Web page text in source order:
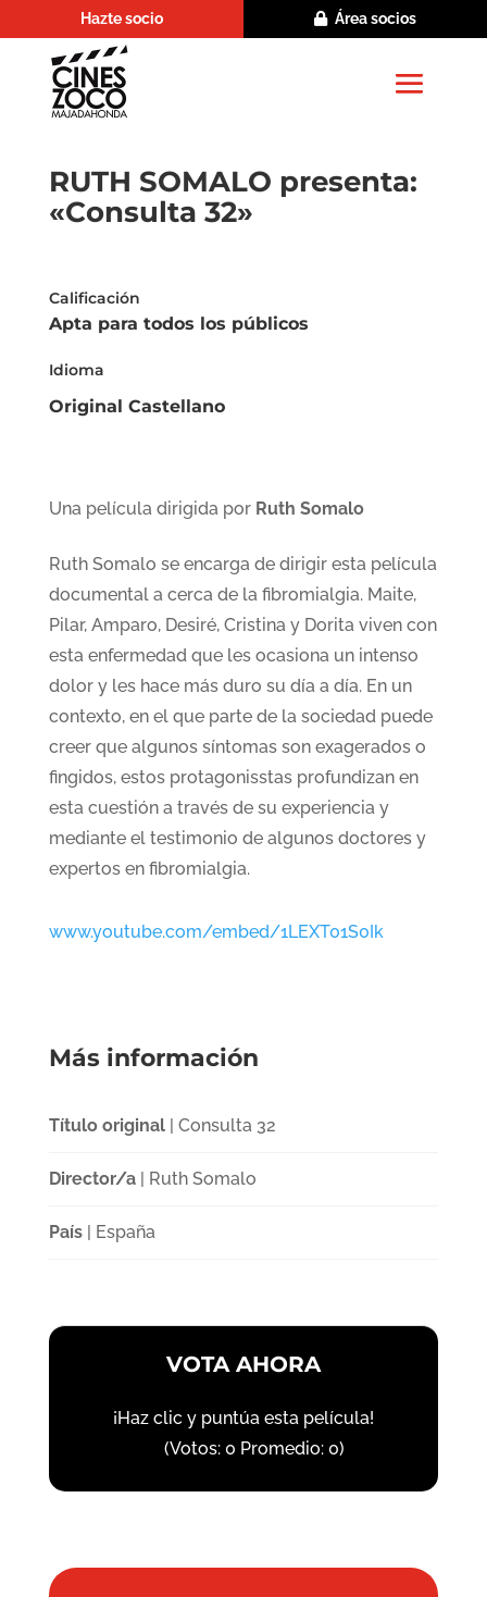
Hazte socio Área socios
RUTH SOMALO presenta:
«Consulta 32»
Calificación
Apta para todos los públicos
Idioma
Original Castellano
Una película dirigida por Ruth Somalo
Ruth Somalo se encarga de dirigir esta película
documental a cerca de la fibromialgia. Maite,
Pilar, Amparo, Desiré, Cristina y Dorita viven con
esta enfermedad que les ocasiona un intenso
dolor y les hace más duro su día a día. En un
contexto, en el que parte de la sociedad puede
creer que algunos síntomas son exagerados o
fingidos, estos protagonisstas profundizan en
esta cuestión a través de su experiencia y
mediante el testimonio de algunos doctores y
expertos en fibromialgia.
www.youtube.com/embed/1LEXT01S0Ik
Más información
Título original| Consulta 32
Director/a| Ruth Somalo
País| España
VOTA AHORA
¡Haz clic y puntúa esta película!
(Votos: 0 Promedio: 0)